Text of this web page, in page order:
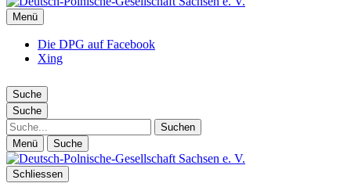
DEUTSCH-POLNISCHE-
GESELLSCHAFT SACHSEN E. V.
DPG Sachsen
Menü
Die DPG auf Facebook
Xing
Suche
Suche
Suche
Menü Suche
Schliessen